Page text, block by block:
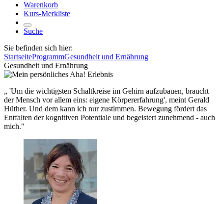
Warenkorb
Kurs-Merkliste
Suche
Sie befinden sich hier:
StartseiteProgrammGesundheit und Ernährung
Gesundheit und Ernährung
„ 'Um die wichtigsten Schaltkreise im Gehirn aufzubauen, braucht
der Mensch vor allem eins: eigene Körpererfahrung', meint Gerald
Hüther. Und dem kann ich nur zustimmen. Bewegung fördert das
Entfalten der kognitiven Potentiale und begeistert zunehmend - auch
mich."